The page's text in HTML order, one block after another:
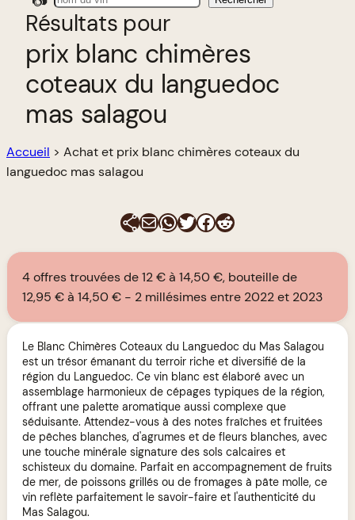
Résultats pour
prix blanc chimères
coteaux du languedoc
mas salagou
Accueil > Achat et prix blanc chimères coteaux du
languedoc mas salagou
E-mailWhatsApp
Twitter
Facebook
Reddit
4 offres trouvées de 12 € à 14,50 €, bouteille de
12,95 € à 14,50 €
2 millésimes entre 2022 et 2023
Le Blanc Chimères Coteaux du Languedoc du Mas Salagou
est un trésor émanant du terroir riche et diversifié de la
région du Languedoc. Ce vin blanc est élaboré avec un
assemblage harmonieux de cépages typiques de la région,
offrant une palette aromatique aussi complexe que
séduisante. Attendez-vous à des notes fraîches et fruitées
de pêches blanches, d'agrumes et de fleurs blanches, avec
une touche minérale signature des sols calcaires et
schisteux du domaine. Parfait en accompagnement de fruits
de mer, de poissons grillés ou de fromages à pâte molle, ce
vin reflète parfaitement le savoir-faire et l'authenticité du
Mas Salagou.